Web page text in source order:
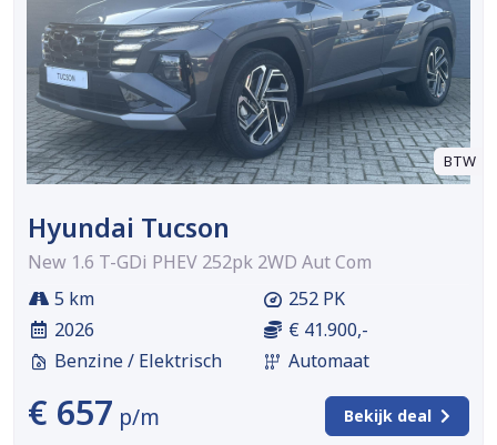
BTW
Hyundai Tucson
New 1.6 T-GDi PHEV 252pk 2WD Aut Com
5 km
2026
Benzine / Elektrisch
252 PK
€ 41.900,-
Automaat
€ 657 p/m Bekijk deal